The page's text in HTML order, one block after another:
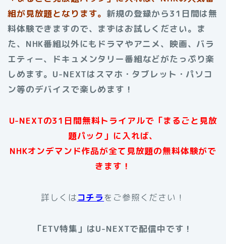
組が見放題となります。 新規の登録から31日間は無
料体験できますので、まずはお試しください。ま
た、NHK番組以外にもドラマやアニメ、映画、バラ
エティー、ドキュメンタリー番組などがたっぷり楽
しめます。 U-NEXTはスマホ・タブレット・パソコ
ン等のデバイスで楽しめます！
U-NEXTの31日間無料トライアルで「まるごと見放
題パック」に入れば、
NHKオンデマンド作品が全て見放題の無料体験がで
きます！
詳しくはコチラをご参照ください！
「ETV特集」はU-NEXTで配信中です！